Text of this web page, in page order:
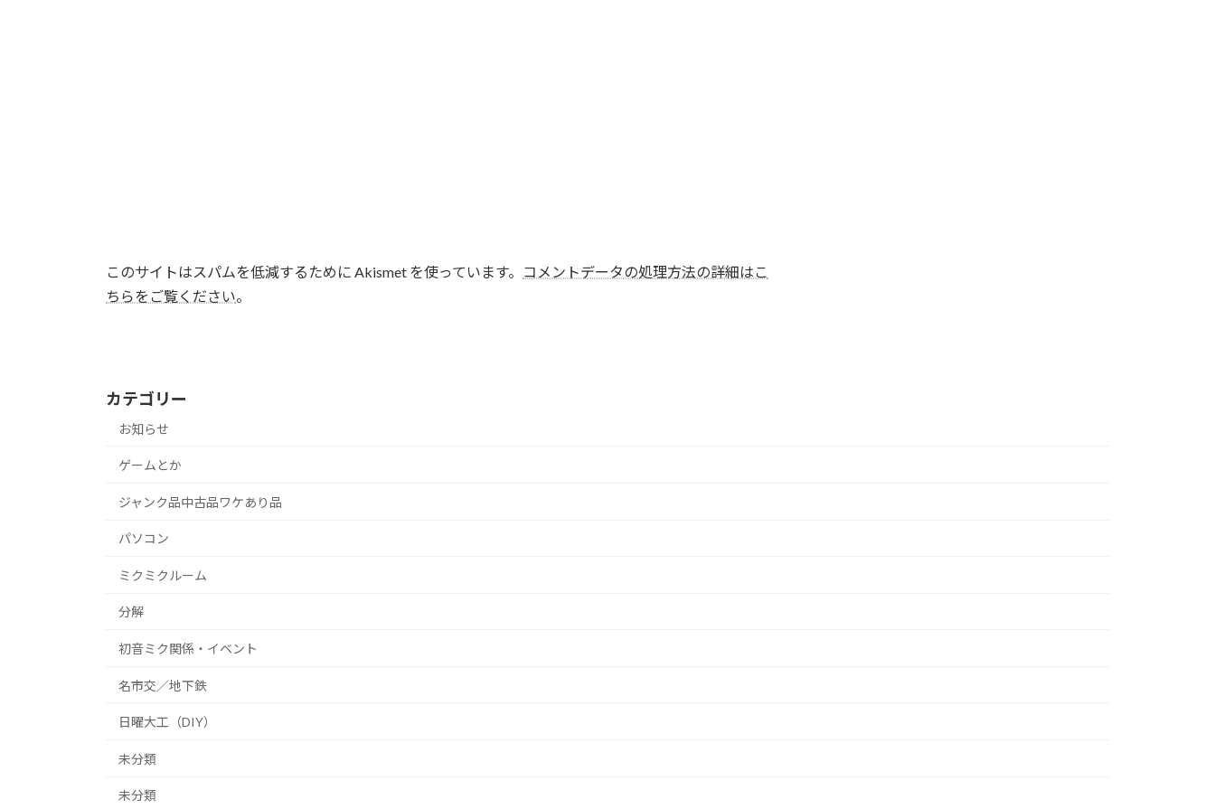
このサイトはスパムを低減するために Akismet を使っています。
コメントデータの処理方法の詳細はこ
ちらをご覧ください。
カテゴリー
お知らせ
ゲームとか
ジャンク品中古品ワケあり品
パソコン
ミクミクルーム
分解
初音ミク関係・イベント
名市交／地下鉄
日曜大工（DIY）
未分類
未分類